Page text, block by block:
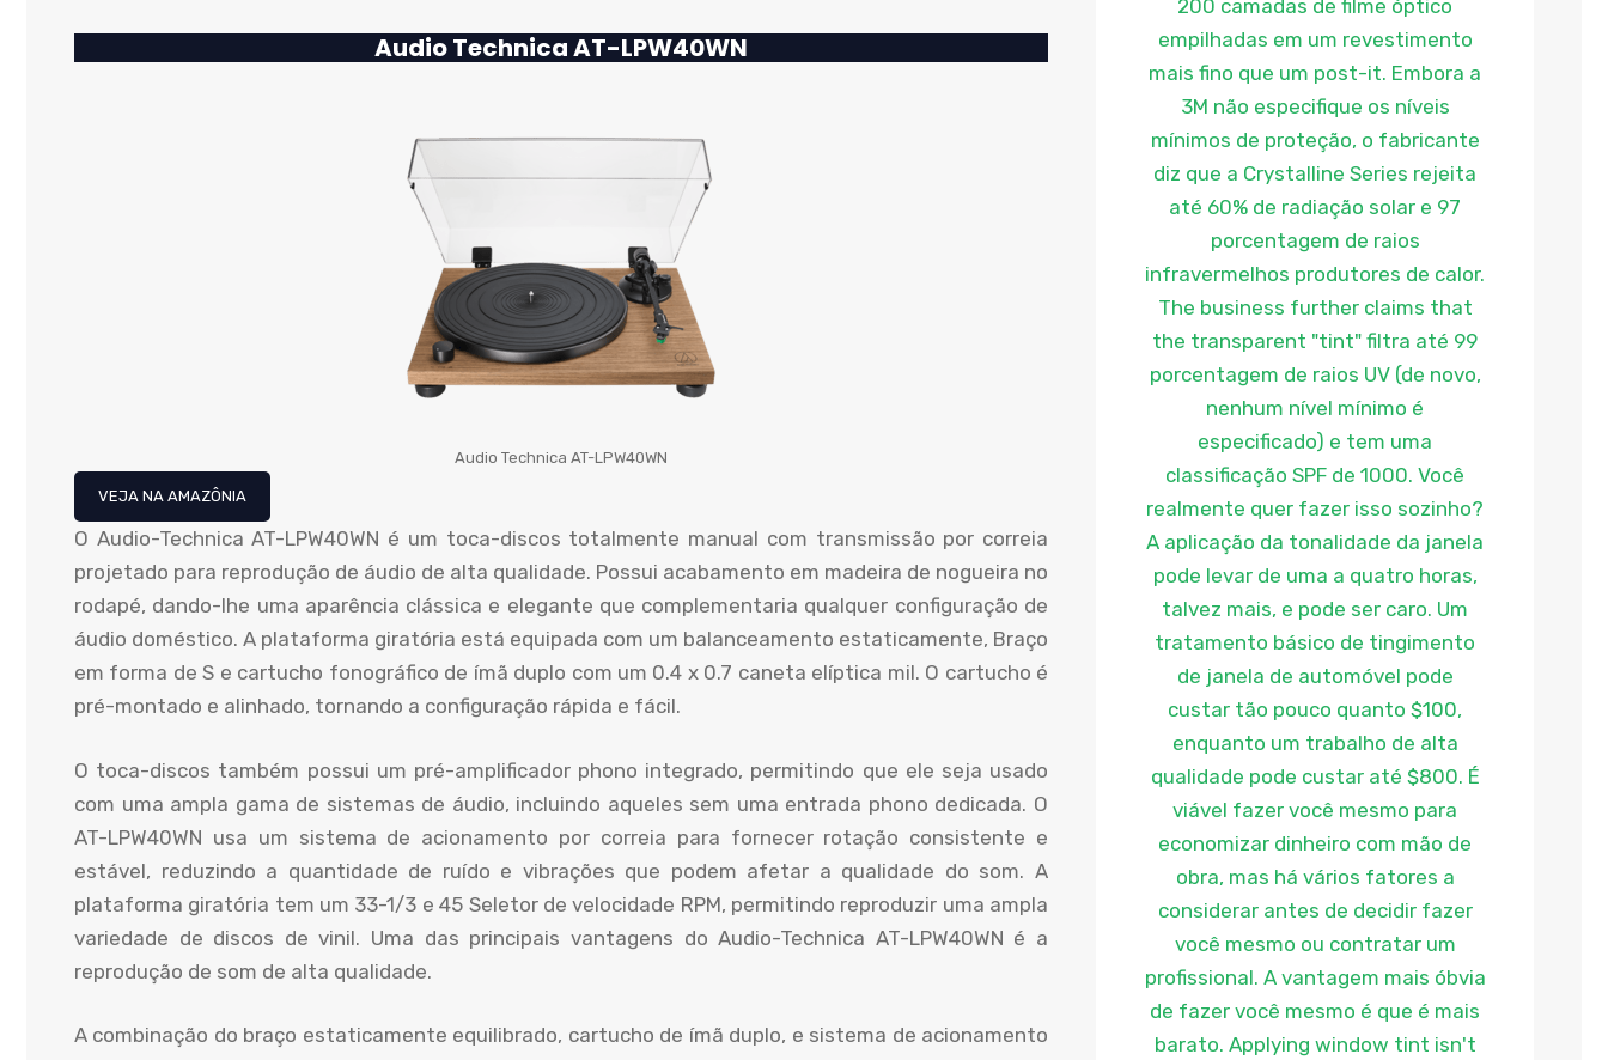
Audio Technica AT-LPW40WN
Audio Technica AT-LPW40WN
VEJA NA AMAZÔNIA
O Audio-Technica AT-LPW40WN é um toca-discos totalmente manual com transmissão por correia
projetado para reprodução de áudio de alta qualidade. Possui acabamento em madeira de nogueira no
rodapé, dando-lhe uma aparência clássica e elegante que complementaria qualquer configuração de
áudio doméstico. A plataforma giratória está equipada com um balanceamento estaticamente, Braço
em forma de S e cartucho fonográfico de ímã duplo com um 0.4 x 0.7 caneta elíptica mil. O cartucho é
pré-montado e alinhado, tornando a configuração rápida e fácil.
O toca-discos também possui um pré-amplificador phono integrado, permitindo que ele seja usado
com uma ampla gama de sistemas de áudio, incluindo aqueles sem uma entrada phono dedicada. O
AT-LPW40WN usa um sistema de acionamento por correia para fornecer rotação consistente e
estável, reduzindo a quantidade de ruído e vibrações que podem afetar a qualidade do som. A
plataforma giratória tem um 33-1/3 e 45 Seletor de velocidade RPM, permitindo reproduzir uma ampla
variedade de discos de vinil. Uma das principais vantagens do Audio-Technica AT-LPW40WN é a
reprodução de som de alta qualidade.
A combinação do braço estaticamente equilibrado, cartucho de ímã duplo, e sistema de acionamento